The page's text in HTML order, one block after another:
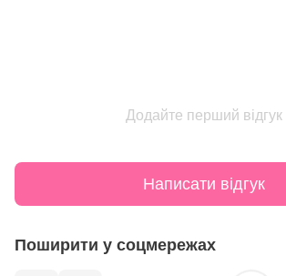
Додайте перший відгук
Написати відгук
Поширити у соцмережах